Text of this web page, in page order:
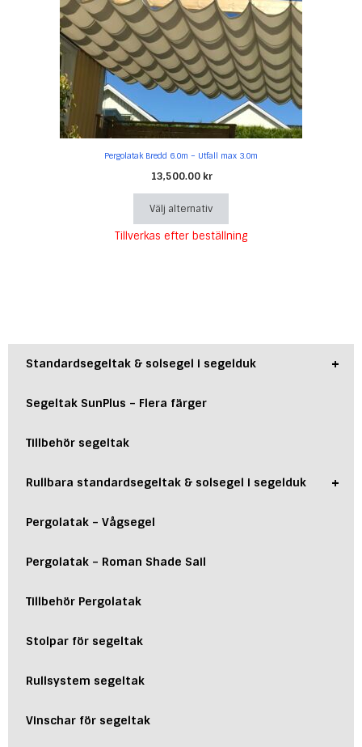
Pergolatak Bredd 6.0m – Utfall max 3.0m
13,500.00 kr
Välj alternativ
alternativen
produktsidan
Tillverkas efter beställning
+
Standardsegeltak & solsegel i segelduk
Segeltak SunPlus – Flera färger
Tillbehör segeltak
+
Rullbara standardsegeltak & solsegel i segelduk
Pergolatak – Vågsegel
Pergolatak – Roman Shade Sail
Tillbehör Pergolatak
Stolpar för segeltak
Rullsystem segeltak
Vinschar för segeltak